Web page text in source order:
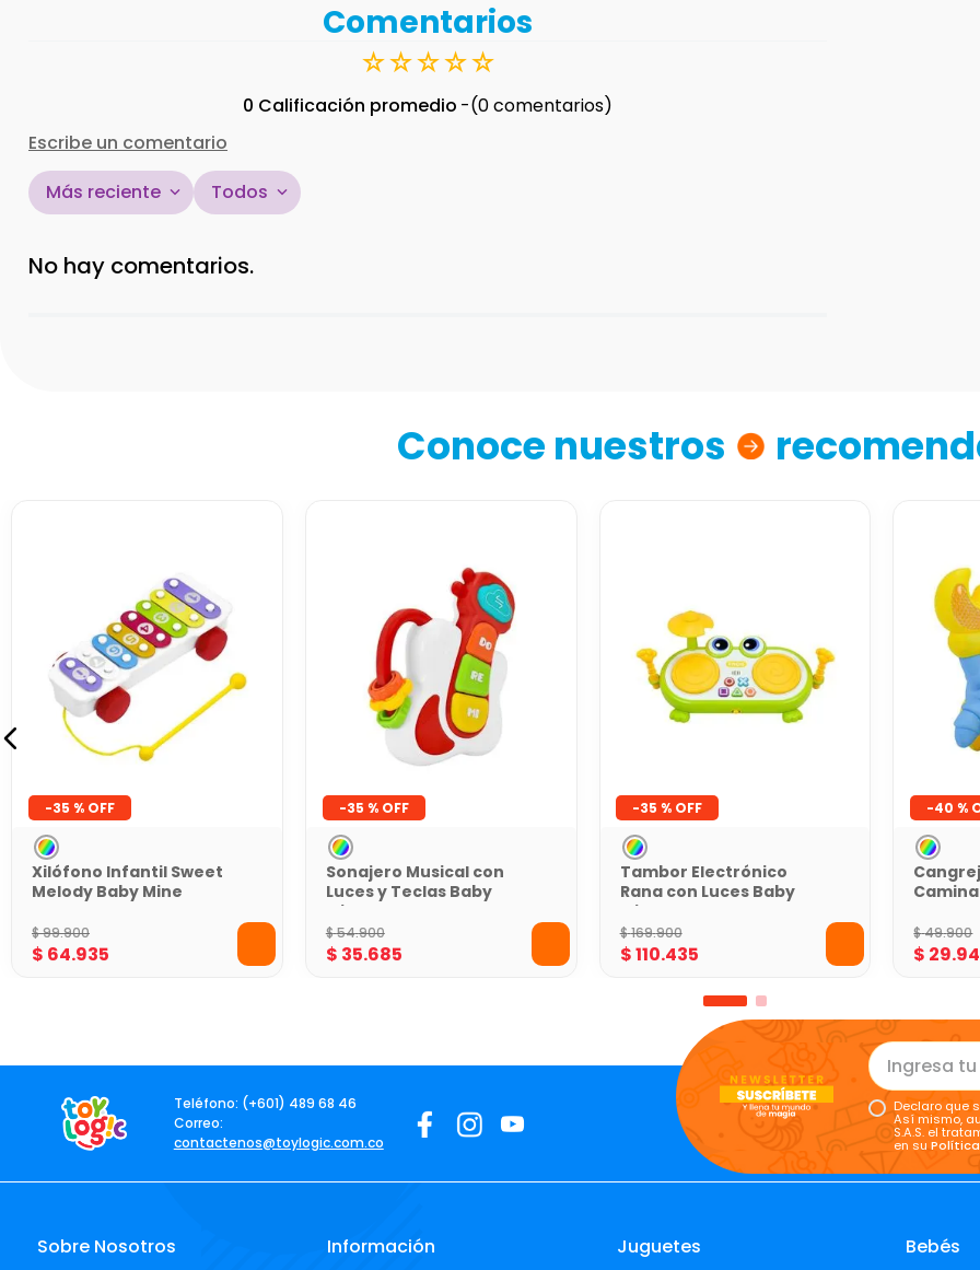
Comentarios
☆☆☆☆☆
0 Calificación promedio
(0 comentarios)
Escribe un comentario
Título
Escribe un comentario
Más reciente Todos
No hay comentarios.
Conoce nuestros
-35 %
Xilófono Infantil Sweet
Melody Baby Mine
$99.900
$ 64.935
-35 %
Sonajero Musical con
Luces y Teclas Baby
Mine
$54.900
$ 35.685
-35 %
Tambor Electrónico
Rana con Luces Baby
Mine
$169.900
$110.435
-40 %
$49.900
$ 29.
Teléfono: (+601) 489 68 46
Correo:
contactenos@toylogic.com.co
Declaro que
Así mismo,
S.A.S. el
en su
Sobre Nosotros Información Juguetes Bebés